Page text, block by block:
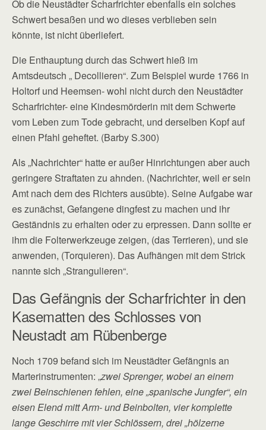
Ob die Neustädter Scharfrichter ebenfalls ein solches
Schwert besaßen und wo dieses verblieben sein
könnte, ist nicht überliefert.
Die Enthauptung durch das Schwert hieß im
Amtsdeutsch „ Decollieren“. Zum Beispiel wurde 1766 in
Holtorf und Heemsen- wohl nicht durch den Neustädter
Scharfrichter- eine Kindesmörderin mit dem Schwerte
vom Leben zum Tode gebracht, und derselben Kopf auf
einen Pfahl geheftet. (Barby S.300)
Als „Nachrichter“ hatte er außer Hinrichtungen aber auch
geringere Straftaten zu ahnden. (Nachrichter, weil er sein
Amt nach dem des Richters ausübte). Seine Aufgabe war
es zunächst, Gefangene dingfest zu machen und ihr
Geständnis zu erhalten oder zu erpressen. Dann sollte er
ihm die Folterwerkzeuge zeigen, (das Terrieren), und sie
anwenden, (Torquieren). Das Aufhängen mit dem Strick
nannte sich „Strangulieren“.
Das Gefängnis der Scharfrichter in den
Kasematten des Schlosses von
Neustadt am Rübenberge
Noch 1709 befand sich im Neustädter Gefängnis an
Marterinstrumenten: „zwei Sprenger, wobei an einem
zwei Beinschienen fehlen, eine „spanische Jungfer“, ein
eisen Elend mitt Arm- und Beinbolten, vier komplette
lange Geschirre mit vier Schlössern, drei „hölzerne